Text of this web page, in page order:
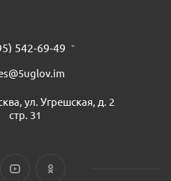
542-69-49
ул. Угрешская, д. 2
стр. 31